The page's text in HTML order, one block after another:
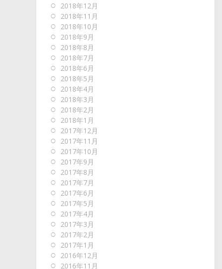
2018年12月
2018年11月
2018年10月
2018年9月
2018年8月
2018年7月
2018年6月
2018年5月
2018年4月
2018年3月
2018年2月
2018年1月
2017年12月
2017年11月
2017年10月
2017年9月
2017年8月
2017年7月
2017年6月
2017年5月
2017年4月
2017年3月
2017年2月
2017年1月
2016年12月
2016年11月